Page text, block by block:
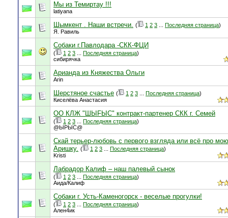
Мы из Темиртау !!!
latiyana
Шымкент . Наши встречи. ( 1 2 3 Последняя страница)
Я. Равиль
Собаки г.Павлодара -СКК-ФЦИ
( 1 2 3 Последняя страница)
сибирячка
Арианда из Княжества Ольги
Arin
Шерстяное счастье ( 1 2 3 Последняя страница)
Киселёва Анастасия
ОО КЛЖ "ШЫFЫС" контракт-партенер СКК г. Семей
( 1 2 3 Последняя страница)
@ЫРЫС@
Скай терьер-любовь с первого взгляда или всё про мою
Аришку. ( 1 2 3 Последняя страница)
Kristi
Лабрадор Калиф – наш палевый сынок
( 1 2 3 Последняя страница)
Аида/Калиф
Собаки г. Усть-Каменогорск - веселые прогулки!
( 1 2 3 Последняя страница)
Ален4ик